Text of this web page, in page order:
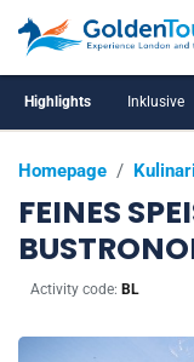
Homepage /
FEINES
Activity code: BL
Highlights Inklusive